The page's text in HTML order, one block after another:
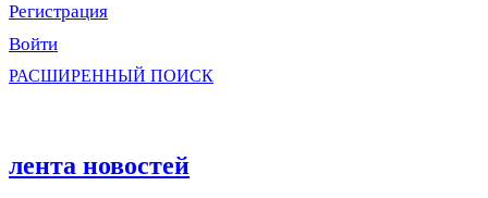
Регистрация
Войти
РАСШИРЕННЫЙ ПОИСК
лента новостей